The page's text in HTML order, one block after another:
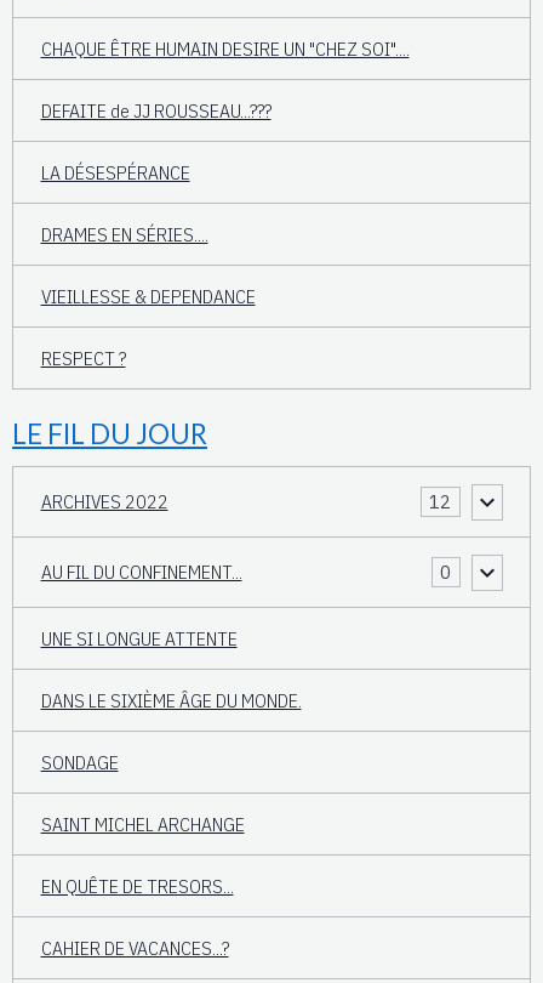
CHAQUE ÊTRE HUMAIN DESIRE UN "CHEZ SOI"....
DEFAITE de JJ ROUSSEAU...???
LA DÉSESPÉRANCE
DRAMES EN SÉRIES....
VIEILLESSE & DEPENDANCE
RESPECT ?
LE FIL DU JOUR
ARCHIVES 2022 12
AU FIL DU CONFINEMENT... 0
UNE SI LONGUE ATTENTE
DANS LE SIXIÈME ÂGE DU MONDE.
SONDAGE
SAINT MICHEL ARCHANGE
EN QUÊTE DE TRESORS...
CAHIER DE VACANCES...?